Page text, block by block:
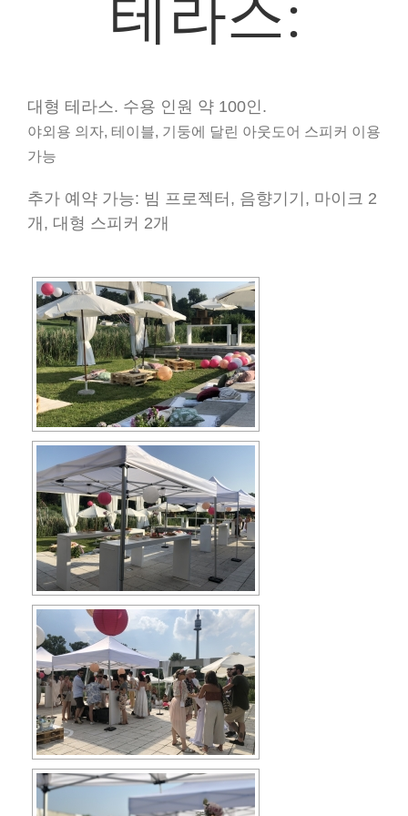
대형 테라스. 수용 인원 약 100인.
야외용 의자, 테이블, 기둥에 달린 아웃도어 스피커 이용
가능
추가 예약 가능: 빔 프로젝터, 음향기기, 마이크 2
개, 대형 스피커 2개